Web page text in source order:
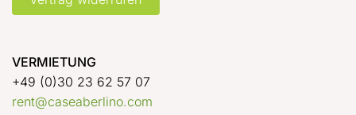
VERMIETUNG
+49 (0)30 23 62 57 07
rent@caseaberlino.com